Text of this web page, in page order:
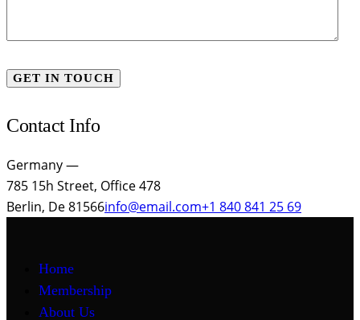
Contact Info
Germany —
785 15h Street, Office 478
Berlin, De 81566info@email.com+1 840 841 25 69
Home
Membership
About Us